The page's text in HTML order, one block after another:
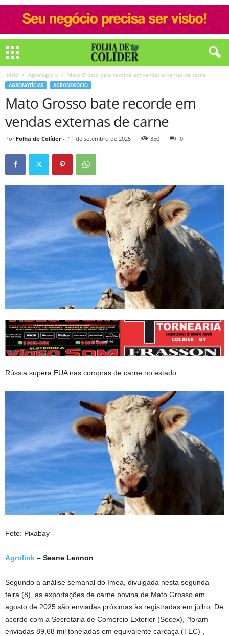
Início Agronegócio Mato Grosso bate recorde em vendas externas de carne
AGRONOTÍCIAS AGRONEGÓCIO
Mato Grosso bate recorde em
vendas externas de carne
Por Folha de Colíder - 11 de setembro de 2025 350 0
Rússia supera EUA nas compras de carne no estado
Foto: Pixabay
Agrolink – Seane Lennon
Segundo a análise semanal do Imea, divulgada nesta segunda-
feira (8), as exportações de carne bovina de Mato Grosso em
agosto de 2025 são enviadas próximas às registradas em julho. De
acordo com a Secretaria de Comércio Exterior (Secex), “foram
enviadas 89,68 mil toneladas em equivalente carcaça (TEC)”,